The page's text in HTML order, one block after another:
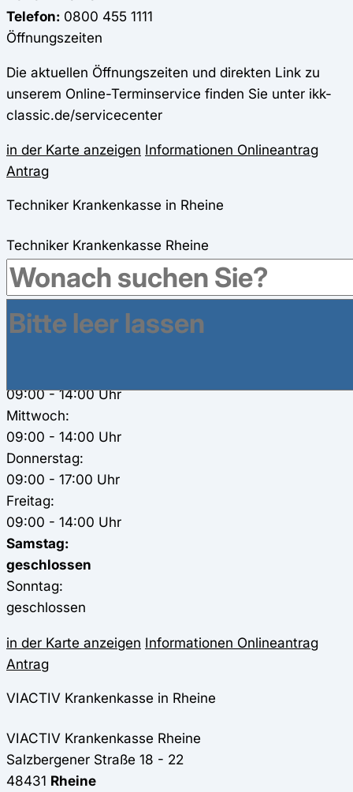
Telefon: 0800 455 1111
Öffnungszeiten
Die aktuellen Öffnungszeiten und direkten Link zu
unserem Online-Terminservice finden Sie unter ikk-
classic.de/servicecenter
in der Karte anzeigen Informationen Onlineantrag
Antrag
Techniker Krankenkasse in Rheine
Techniker Krankenkasse Rheine
Kardinal-Galen-Ring 203
48429Rheine
Öffnungszeiten
Montag:
09:00 - 14:00 Uhr
Mittwoch:
09:00 - 14:00 Uhr
Donnerstag:
09:00 - 17:00 Uhr
Freitag:
09:00 - 14:00 Uhr
Samstag:
geschlossen
Sonntag:
geschlossen
in der Karte anzeigen Informationen Onlineantrag
Antrag
VIACTIV Krankenkasse in Rheine
VIACTIV Krankenkasse Rheine
Salzbergener Straße 18 - 22
48431 Rheine